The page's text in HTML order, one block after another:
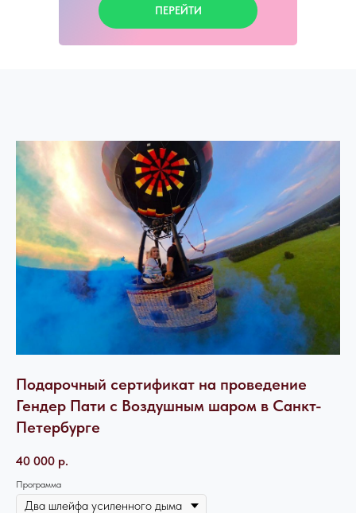
ПЕРЕЙТИ
Подарочный сертификат на проведение
Гендер Пати с Воздушным шаром в Санкт-
Петербурге
40 000 р.
Программа